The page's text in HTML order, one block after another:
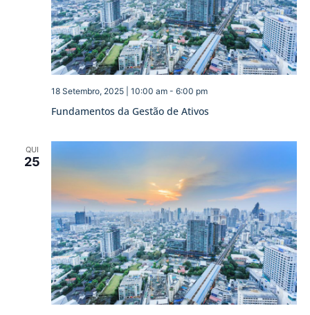
Fundamentos da Gestão de Ativos
18 Setembro, 2025 | 10:00 am- 6:00 pm
QUI
25